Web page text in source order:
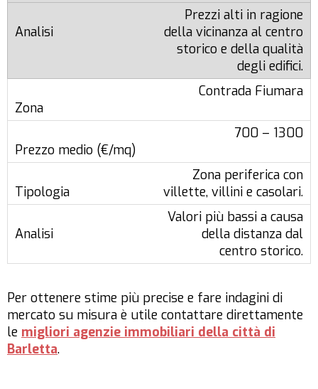
Prezzi alti in ragione
della vicinanza al centro
storico e della qualità
degli edifici.
Contrada Fiumara
700 – 1300
Zona periferica con
villette, villini e casolari.
Valori più bassi a causa
della distanza dal
centro storico.
Per ottenere stime più precise e fare indagini di
mercato su misura è utile contattare direttamente
le migliori agenzie immobiliari della città di
Barletta.